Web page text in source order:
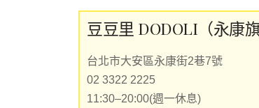
豆豆里 DODOLI（永康旗
台北市大安區永康街2巷7號
02 3322 2225
11:30–20:00(週一休息)